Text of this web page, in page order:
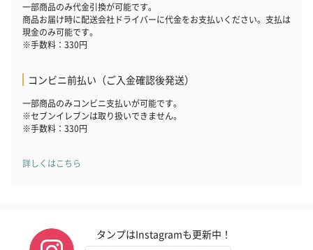
一部商品のみ代金引換が可能です。
商品お届け時に配送会社ドライバーに代金をお支払いください。支払は
現金のみ可能です。
※手数料：330円
コンビニ前払い（ご入金確認後発送）
一部商品のみコンビニ支払いが可能です。
※セブンイレブンは取り扱いできません。
※手数料：330円
詳しくはこちら
タンプはInstagramも更新中！